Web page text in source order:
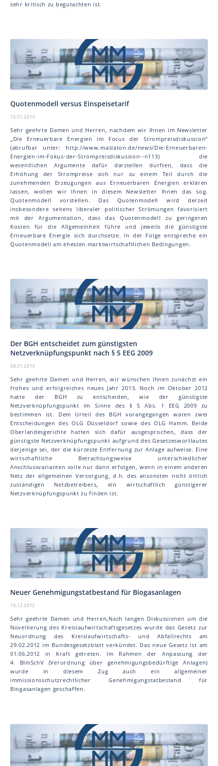
sehr kritisch zu begutachten ist.
Quotenmodell versus Einspeisetarif
15.01.2013
Sehr geehrte Damen und Herren, nachdem wir Ihnen im Newsletter
„Die Erneuerbare Energien im Focus der Strompreisdiskussion“
(abrufbar unter: http://www.maslaton.de/news/Die-Erneuerbaren-
Energien-im-Fokus-der-Strompreisdiskussion--n113) die
wesentlichen Argumente dafür darstellen durften, dass die
Erhöhung der Strompreise sich nur zu einem Teil durch die
zunehmenden Erzeugungen aus Erneuerbaren Energien erklären
lassen, wollen wir Ihnen in diesem Newsletter Ihnen das sog.
Quotenmodell vorstellen. Das Quotenmodell wird derzeit
insbesondere seitens liberaler politischer Strömungen favorisiert
mit der Argumentation, dass das Quotenmodell zu geringeren
Kosten für die Allgemeinheit führe und jeweils die günstigste
Erneuerbare Energie sich durchsetze. In der Folge entspreche ein
Quotenmodell am ehesten marktwirtschaftlichen Bedingungen.
Der BGH entscheidet zum günstigsten
Netzverknüpfungspunkt nach § 5 EEG 2009
08.01.2013
Sehr geehrte Damen und Herren, wir wünschen Ihnen zunächst ein
frohes und erfolgreiches neues Jahr 2013. Noch im Oktober 2012
hatte der BGH zu entscheiden, wie der günstigste
Netzverknüpfungspunkt im Sinne des § 5 Abs. 1 EEG 2009 zu
bestimmen ist. Dem Urteil des BGH vorangegangen waren zwei
Entscheidungen des OLG Düsseldorf sowie des OLG Hamm. Beide
Oberlandesgerichte hatten sich dafür ausgesprochen, dass der
günstigste Netzverknüpfungspunkt aufgrund des Gesetzeswortlautes
derjenige sei, der die kürzeste Entfernung zur Anlage aufweise. Eine
wirtschaftliche Betrachtungsweise unterschiedlicher
Anschlussvarianten solle nur dann erfolgen, wenn in einem anderen
Netz der allgemeinen Versorgung, d.h. des ansonsten nicht örtlich
zuständigen Netzbetreibers, ein wirtschaftlich günstigerer
Netzverknüpfungspunkt zu finden ist.
Neuer Genehmigungstatbestand für Biogasanlagen
10.12.2012
Sehr geehrte Damen und Herren,Nach langen Diskussionen um die
Novellierung des Kreislaufwirtschaftsgesetzes wurde das Gesetz zur
Neuordnung des Kreislaufwirtschafts- und Abfallrechts am
29.02.2012 im Bundesgesetzblatt verkündet. Das neue Gesetz ist am
01.06.2012 in Kraft getreten. Im Rahmen der Anpassung der
4. BImSchV (Verordnung über genehmigungsbedürftige Anlagen)
wurde in diesem Zug auch ein allgemeiner
immissionsschutzrechtlicher Genehmigungstatbestand für
Biogasanlagen geschaffen.